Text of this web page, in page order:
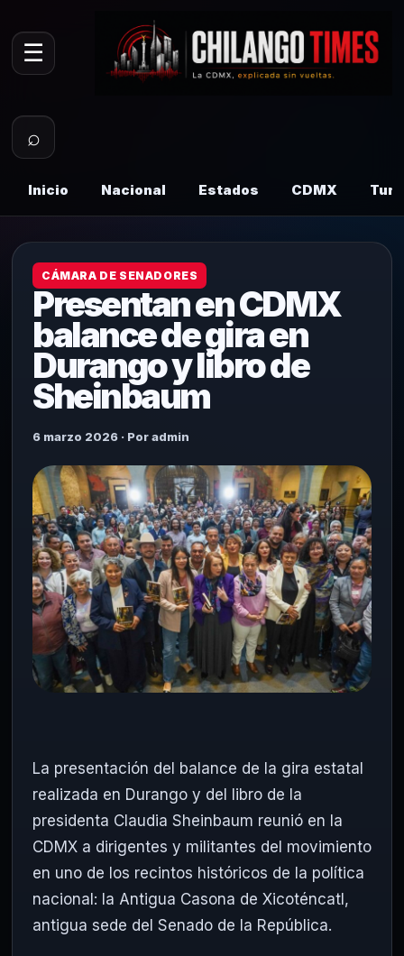
☰
⌕
Inicio Nacional Estados CDMX
CÁMARA DE SENADORES
Presentan en CDMX
balance de gira en
Durango y libro de
Sheinbaum
6 marzo 2026 · Por admin
La presentación del balance de la gira estatal
realizada en Durango y del libro de la
presidenta Claudia Sheinbaum reunió en la
CDMX a dirigentes y militantes del movimiento
en uno de los recintos históricos de la política
nacional: la Antigua Casona de Xicoténcatl,
antigua sede del Senado de la República.